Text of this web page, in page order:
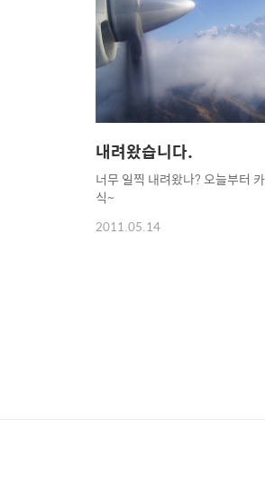
내려왔습니다.
너무 일찍 내려왔나? 오늘부터
식~
2011.05.14